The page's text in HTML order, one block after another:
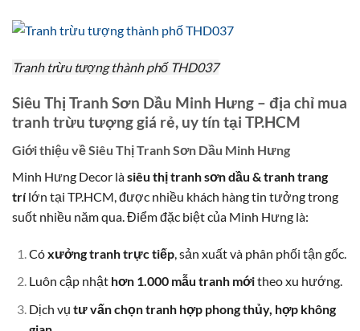
Tranh trừu tượng thành phố THD037
Siêu Thị Tranh Sơn Dầu Minh Hưng – địa chỉ mua
tranh trừu tượng giá rẻ, uy tín tại TP.HCM
Giới thiệu về Siêu Thị Tranh Sơn Dầu Minh Hưng
Minh Hưng Decor làsiêu thị tranh sơn dầu & tranh trang
trí lớn tại TP.HCM, được nhiều khách hàng tin tưởng trong
suốt nhiều năm qua. Điểm đặc biệt của Minh Hưng là:
Cóxưởng tranh trực tiếp, sản xuất và phân phối tận gốc.
Luôn cập nhật hơn 1.000 mẫu tranh mớitheo xu hướng.
Dịch vụ tư vấn chọn tranh hợp phong thủy, hợp không